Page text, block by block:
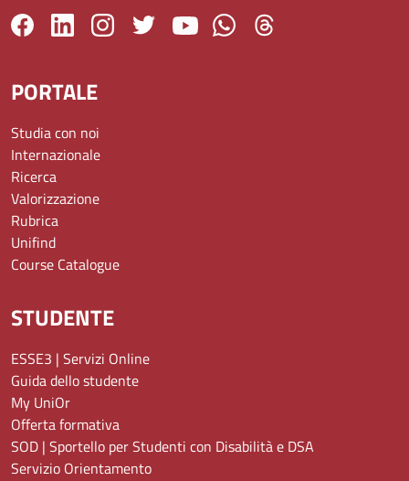
PORTALE
Studia con noi
Internazionale
Ricerca
Valorizzazione
Rubrica
Unifind
Course Catalogue
STUDENTE
ESSE3 | Servizi Online
Guida dello studente
My UniOr
Offerta formativa
SOD | Sportello per Studenti con Disabilità e DSA
Servizio Orientamento